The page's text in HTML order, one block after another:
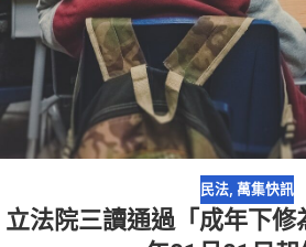
民法, 萬集快訊
立法院三讀通過「成年下